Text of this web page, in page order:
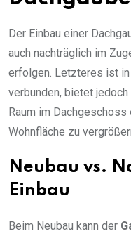
Der Einbau einer
auch nachträglich im
erfolgen. Letzteres ist
verbunden, bietet
Raum im
Wohnfläche zu
Neubau vs.
Einbau
Beim Neubau kann der